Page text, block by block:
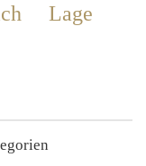
Lage